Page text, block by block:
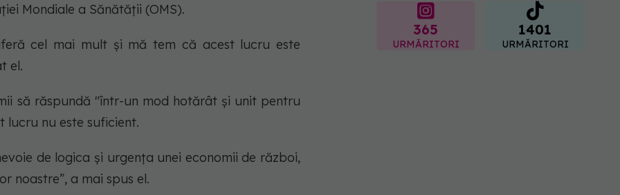
Mondiale a Sănătății (OMS).
cel mai mult și mă tem că acest lucru este
el.
să răspundă "într-un mod hotărât și unit pentru
lucru nu este suficient.
de logica și urgența unei economii de război,
noastre”, a mai spus el.
365
URMĂRITORI
1401
URMĂRITORI